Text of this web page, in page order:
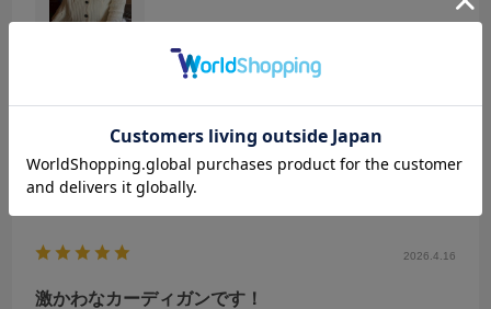
シルエットがとても綺麗で、Vネックなよでデコルテが綺麗に見えま
2026.4.16
激かわなカーディガンです！